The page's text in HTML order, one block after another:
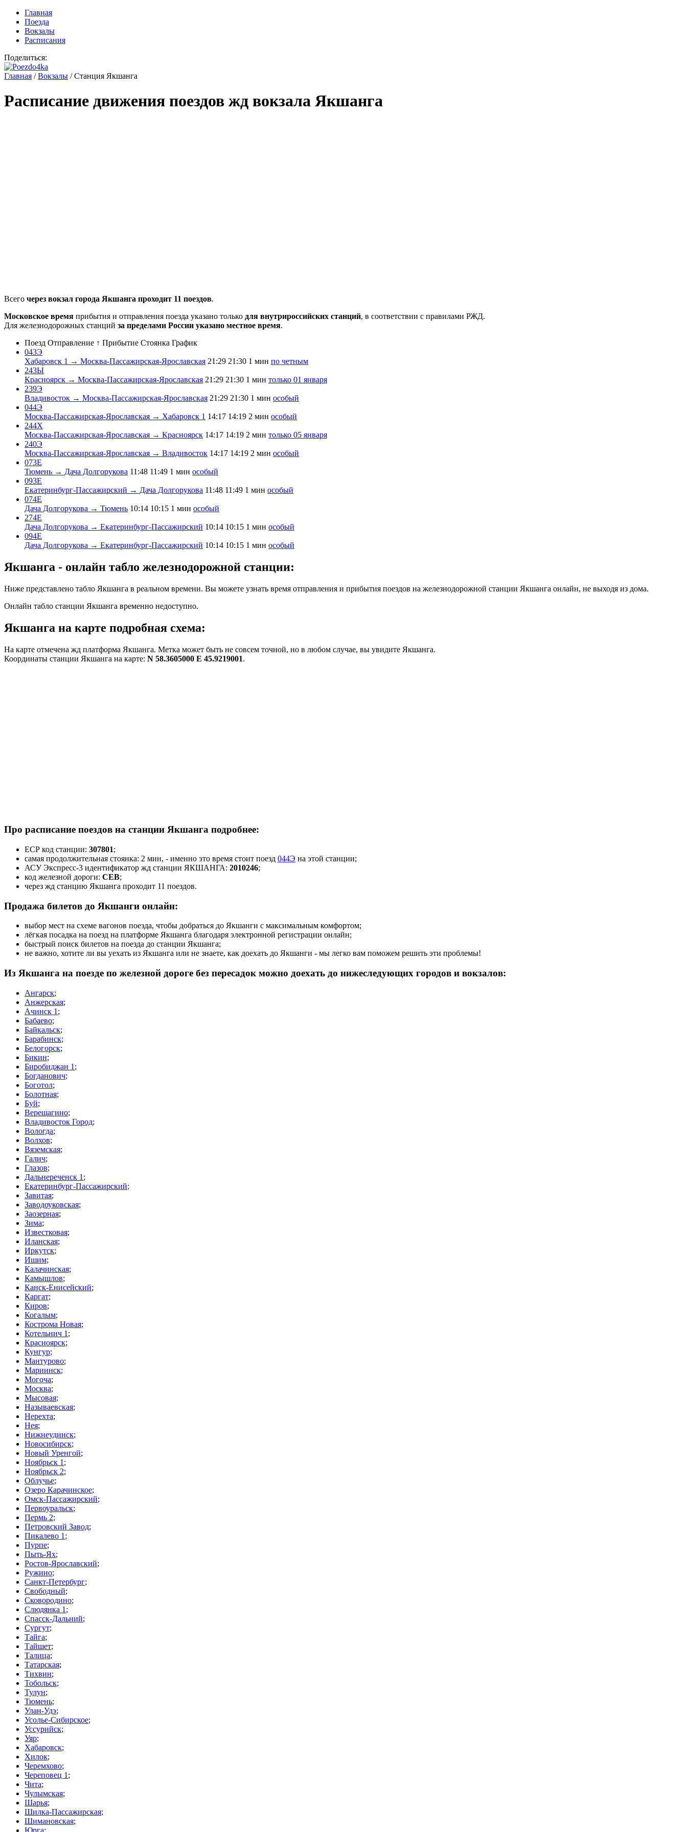
Главная
Поезда
Вокзалы
Расписания
Поделиться:
Главная /Вокзалы /Станция Якшанга
Расписание движения поездов жд вокзала Якшанга
Всего через вокзал города Якшанга проходит 11 поездов.
Московское время прибытия и отправления поезда указано только для внутрироссийских станций, в соответствии с правилами РЖД.
Для железнодорожных станций за пределами России указано местное время.
Поезд Отправление ↑ Прибытие Стоянка График
043Э
Хабаровск 1 → Москва-Пассажирская-Ярославская 21:29 21:30 1 мин по четным
243Ы
Красноярск → Москва-Пассажирская-Ярославская 21:29 21:30 1 мин только 01 января
239Э
Владивосток → Москва-Пассажирская-Ярославская 21:29 21:30 1 мин особый
044Э
Москва-Пассажирская-Ярославская → Хабаровск 1 14:17 14:19 2 мин особый
244Х
Москва-Пассажирская-Ярославская → Красноярск 14:17 14:19 2 мин только 05 января
240Э
Москва-Пассажирская-Ярославская → Владивосток 14:17 14:19 2 мин особый
073Е
Тюмень → Дача Долгорукова 11:48 11:49 1 мин особый
093Е
Екатеринбург-Пассажирский → Дача Долгорукова 11:48 11:49 1 мин особый
074Е
Дача Долгорукова → Тюмень 10:14 10:15 1 мин особый
274Е
Дача Долгорукова → Екатеринбург-Пассажирский 10:14 10:15 1 мин особый
094Е
Дача Долгорукова → Екатеринбург-Пассажирский 10:14 10:15 1 мин особый
Якшанга - онлайн табло железнодорожной станции:
Ниже представлено табло Якшанга в реальном времени. Вы можете узнать время отправления и прибытия поездов на железнодорожной станции Якшанга онлайн, не выходя из дома.
Онлайн табло станции Якшанга временно недоступно.
Якшанга на карте подробная схема:
На карте отмечена жд платформа Якшанга. Метка может быть не совсем точной, но в любом случае, вы увидите Якшанга.
Координаты станции Якшанга на карте: N 58.3605000 E 45.9219001.
Про расписание поездов на станции Якшанга подробнее:
ЕСР код станции: 307801;
самая продолжительная стоянка: 2 мин, - именно это время стоит поезд 044Э на этой станции;
АСУ Экспресс-3 идентификатор жд станции ЯКШАНГА: 2010246;
код железной дороги: СЕВ;
через жд станцию Якшанга проходит 11 поездов.
Продажа билетов до Якшанги онлайн:
выбор мест на схеме вагонов поезда, чтобы добраться до Якшанги с максимальным комфортом;
лёгкая посадка на поезд на платформе Якшанга благодаря электронной регистрации онлайн;
быстрый поиск билетов на поезда до станции Якшанга;
не важно, хотите ли вы уехать из Якшанга или не знаете, как доехать до Якшанги - мы легко вам поможем решить эти проблемы!
Из Якшанга на поезде по железной дороге без пересадок можно доехать до нижеследующих городов и вокзалов:
Ангарск;
Анжерская;
Ачинск 1 ;
Бабаево;
Байкальск;
Барабинск;
Белогорск;
Бикин;
Биробиджан 1 ;
Богданович;
Боготол;
Болотная;
Буй;
Верещагино;
Владивосток Город;
Вологда;
Волхов;
Вяземская;
Галич;
Глазов;
Дальнереченск 1 ;
Екатеринбург-Пассажирский;
Завитая;
Заводоуковская;
Заозерная;
Зима;
Известковая;
Иланская;
Иркутск;
Ишим;
Калачинская;
Камышлов;
Канск-Енисейский;
Каргат;
Киров;
Когалым;
Кострома Новая;
Котельнич 1 ;
Красноярск;
Кунгур;
Мантурово;
Мариинск;
Могоча;
Москва;
Мысовая;
Называевская;
Нерехта;
Нея;
Нижнеудинск;
Новосибирск;
Новый Уренгой;
Ноябрьск 1 ;
Ноябрьск 2;
Облучье;
Озеро Карачинское;
Омск-Пассажирский;
Первоуральск;
Пермь 2;
Петровский Завод;
Пикалево 1 ;
Пурпе;
Пыть-Ях;
Ростов-Ярославский;
Ружино;
Санкт-Петербург;
Свободный;
Сковородино;
Слюдянка 1 ;
Спасск-Дальний;
Сургут;
Тайга;
Тайшет;
Талица;
Татарская;
Тихвин;
Тобольск;
Тулун;
Тюмень;
Улан-Удэ;
Усолье-Сибирское;
Уссурийск;
Уяр;
Хабаровск;
Хилок;
Черемхово;
Череповец 1 ;
Чита;
Чулымская;
Шарья;
Шилка-Пассажирская;
Шимановская;
Юрга;